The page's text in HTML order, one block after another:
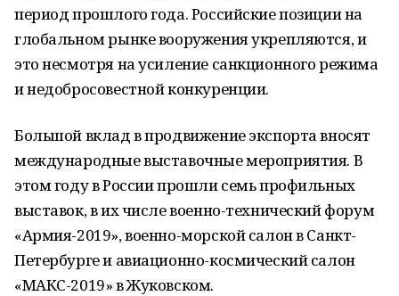
период прошлого года. Российские позиции на
глобальном рынке вооружения укрепляются, и
это несмотря на усиление санкционного режима
и недобросовестной конкуренции.
Большой вклад в продвижение экспорта вносят
международные выставочные мероприятия. В
этом году в России прошли семь профильных
выставок, в их числе военно-технический форум
«Армия-2019», военно-морской салон в Санкт-
Петербурге и авиационно-космический салон
«МАКС-2019» в Жуковском.